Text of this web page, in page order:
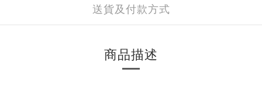
送貨及付款方式
商品描述